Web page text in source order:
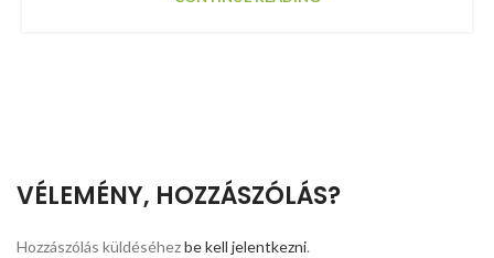
VÉLEMÉNY, HOZZÁSZÓLÁS?
Hozzászólás küldéséhezbe kell jelentkezni.